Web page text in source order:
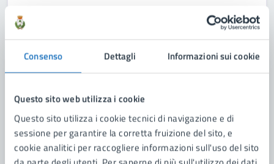
Consenso Dettagli Informazioni sui cookie
Questo sito web utilizza i cookie
Questo sito utilizza i cookie tecnici di navigazione e di
sessione per garantire la corretta fruizione del sito, e
cookie analitici per raccogliere informazioni sull'uso del sito
LEGGI DI PIÙ